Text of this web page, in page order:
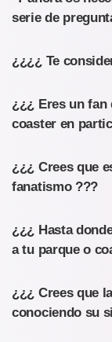
serie de
¿¿¿¿ Te
¿¿¿ Eres un
coaster en
¿¿¿ Crees que
fanatismo ???
¿¿¿ Hasta
a tu parque o
¿¿¿ Crees que
conociendo su